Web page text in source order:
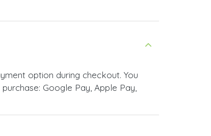
option during checkout. You
Google Pay, Apple Pay,